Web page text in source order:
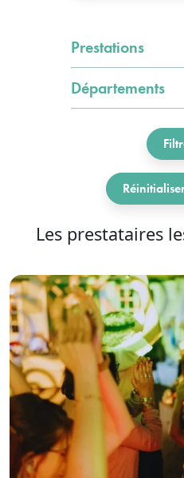
Prestations
Départements
Les prestataires